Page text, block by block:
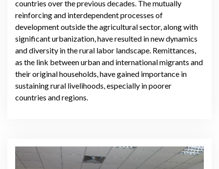
countries over the previous decades. The mutually
reinforcing and interdependent processes of
development outside the agricultural sector, along with
significant urbanization, have resulted in new dynamics
and diversity in the rural labor landscape. Remittances,
as the link between urban and international migrants and
their original households, have gained importance in
sustaining rural livelihoods, especially in poorer
countries and regions.